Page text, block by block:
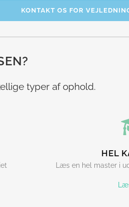
KONTAKT OS FOR
typer af ophold.
HEL
Læs en hel master i